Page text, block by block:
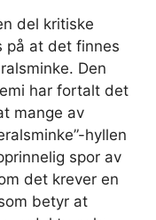
del kritiske
på at det finnes
Den
har fortalt det
mange av
hyllen
spor av
det krever en
betyr at